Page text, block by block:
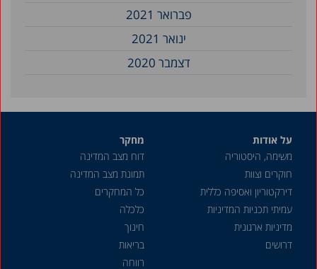
פברואר 2021
ינואר 2021
דצמבר 2020
על אודות
משימה, היסטוריה
חוקרים וצוות
דירקטוריון ואסיפה כללית
עמיתי תכניות המדיניות
מדיניות ארגונית
דרושים
מחקר
דוח מצב המדינה
תמונת מצב המדינה
כל המחקרים
כלכלה
חינוך
בריאות
רווחה